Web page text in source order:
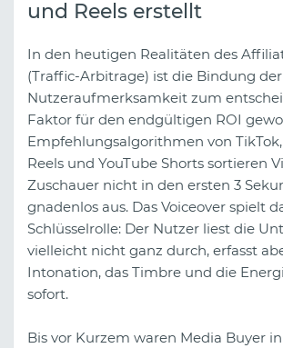
und Reels erstellt
In den heutigen Realitäten des
(Traffic-Arbitrage) ist die Bindung der
Nutzeraufmerksamkeit zum
Faktor für den endgültigen ROI
Empfehlungsalgorithmen von
Reels und YouTube Shorts sortieren
Zuschauer nicht in den ersten 3
gnadenlos aus. Das Voiceover spielt
Schlüsselrolle: Der Nutzer liest die
vielleicht nicht ganz durch, erfasst
Intonation, das Timbre und die
sofort.
Bis vor Kurzem waren Media Buyer